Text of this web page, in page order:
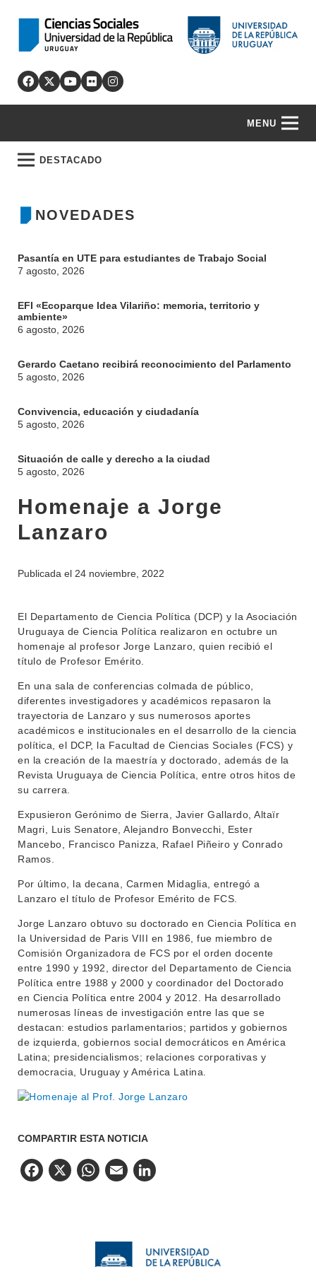
MENU
INSTITUCIONAL
DEPARTAMENTOS
INVESTIGACIÓN
EXTENSIÓN
SERVICIOS
LLAMADOS
NOTICIAS
DESTACADO
BEDELÍA
EVA FCS
OFERTA DE GRADO
POSGRADOS
MOVILIDAD ACADÉMICA
BIBLIOTECA
NOVEDADES
Pasantía en UTE para estudiantes de Trabajo Social
7 agosto, 2026
EFI «Ecoparque Idea Vilariño: memoria, territorio y
ambiente»
6 agosto, 2026
Gerardo Caetano recibirá reconocimiento del Parlamento
5 agosto, 2026
Convivencia, educación y ciudadanía
5 agosto, 2026
Situación de calle y derecho a la ciudad
5 agosto, 2026
Homenaje a Jorge
Lanzaro
Publicada el 24 noviembre, 2022
El Departamento de Ciencia Política (DCP) y la Asociación
Uruguaya de Ciencia Política realizaron en octubre un
homenaje al profesor Jorge Lanzaro, quien recibió el
título de Profesor Emérito.
En una sala de conferencias colmada de público,
diferentes investigadores y académicos repasaron la
trayectoria de Lanzaro y sus numerosos aportes
académicos e institucionales en el desarrollo de la ciencia
política, el DCP, la Facultad de Ciencias Sociales (FCS) y
en la creación de la maestría y doctorado, además de la
Revista Uruguaya de Ciencia Política, entre otros hitos de
su carrera.
Expusieron Gerónimo de Sierra, Javier Gallardo, Altaïr
Magri, Luis Senatore, Alejandro Bonvecchi, Ester
Mancebo, Francisco Panizza, Rafael Piñeiro y Conrado
Ramos.
Por último, la decana, Carmen Midaglia, entregó a
Lanzaro el título de Profesor Emérito de FCS.
Jorge Lanzaro obtuvo su doctorado en Ciencia Política en
la Universidad de Paris VIII en 1986, fue miembro de
Comisión Organizadora de FCS por el orden docente
entre 1990 y 1992, director del Departamento de Ciencia
Política entre 1988 y 2000 y coordinador del Doctorado
en Ciencia Política entre 2004 y 2012. Ha desarrollado
numerosas líneas de investigación entre las que se
destacan: estudios parlamentarios; partidos y gobiernos
de izquierda, gobiernos social democráticos en América
Latina; presidencialismos; relaciones corporativas y
democracia, Uruguay y América Latina.
COMPARTIR ESTA NOTICIA
Facebook
X WhatsApp
Email